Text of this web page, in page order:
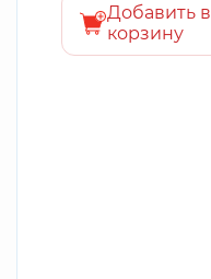
Добавить в
корзину